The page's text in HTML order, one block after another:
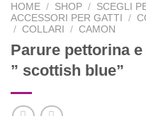
HOME / SHOP / SCEGLI
ACCESSORI PER GATTI
/
/ COLLARI / CAMON
Parure pettorina
” scottish blue”